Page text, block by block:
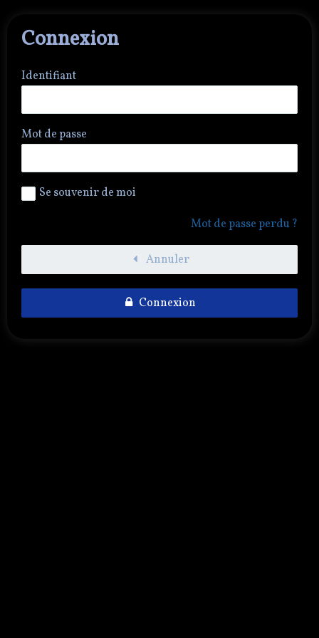
Connexion
Identifiant
Mot de passe
Se souvenir de moi
Mot de passe perdu ?
Annuler
Connexion